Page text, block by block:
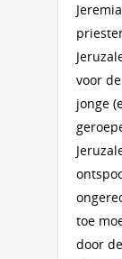
voor
jonge
toe
door